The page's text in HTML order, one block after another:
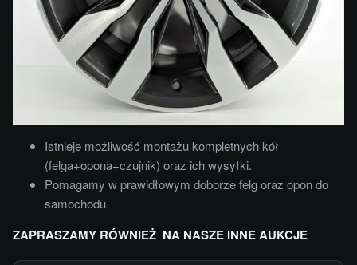
Istnieje możliwość montażu kompletnych kół
(felga+opona+czujnik) oraz ich wysyłki.
Pomagamy w prawidłowym doborze felg oraz opon do
samochodu.
ZAPRASZAMY RÓWNIEŻ NA NASZE INNE AUKCJE